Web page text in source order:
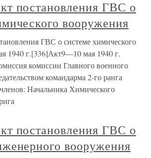
постановления ГВС о
вооружения
ГВС о системе химического
1940 г.[336]Акт9—10 мая 1940 г.
комиссии Главного военного
командарма 2-го ранга
Начальника Химического
постановления ГВС о
вооружения